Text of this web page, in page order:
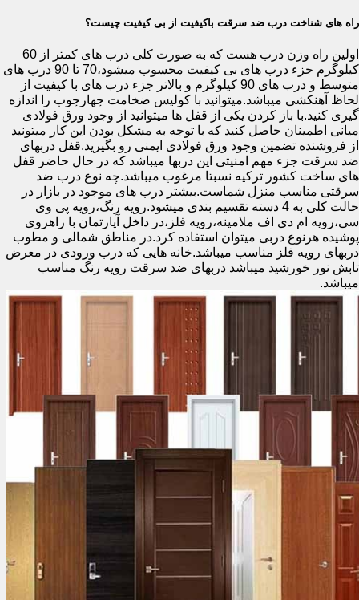
راه های شناخت درب ضد سرقت باکیفیت از بی کیفیت چیست؟
اولین راه وزن درب هست که به صورت کلی درب های کمتر از 60
کیلوگرم جزء درب های بی کیفیت محسوب میشود،70 تا 90 درب های
متوسط و درب های 90 کیلوگرم و بالاتر جزء درب های با کیفیت از
لحاظ آهنکشی میباشد.میتوانید با کولیس ضخامت چهارچوب را اندازه
گیری کنید.با باز کردن یکی از قفل ها میتوانید از وجود ورق فولادی
میانی اطمینان حاصل کنید که با توجه به مشکل بودن این کار میتونید
از فروشنده تضمین وجود ورق فولادی ایمنی رو بگیرید.قفل دربهای
ضد سرقت جزء مهم امنیتی این دربها میباشد که در حال حاضر قفل
های ساخت کشور ترکیه نسبتا مرغوب میباشد.چه نوع درب ضد
سرقتی مناسب منزل شماست.بیشتر درب های موجود در بازار در
حالت کلی به 4 دسته تقسیم بندی میشود.رویه رنگ،رویه پی وی
سی،رویه ام دی اف ملامینه،رویه فلز،در داخل آپارتمان با راهروی
پوشیده هرنوع دربی میتوان استفاده کرد.در مناطق شمالی و مطوب
دربهای رویه فلز مناسب میباشد.خانه هایی که درب ورودی در معرض
تابش نور خورشید میباشد دربهای ضد سرقت رویه رنگ مناسب
میباشد.